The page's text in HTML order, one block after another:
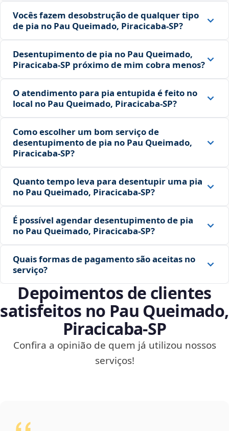
Vocês fazem desobstrução de qualquer tipo
de pia no Pau Queimado, Piracicaba‑SP?
Desentupimento de pia no Pau Queimado,
Piracicaba‑SP próximo de mim cobra menos?
O atendimento para pia entupida é feito no
local no Pau Queimado, Piracicaba‑SP?
Como escolher um bom serviço de
desentupimento de pia no Pau Queimado,
Piracicaba‑SP?
Quanto tempo leva para desentupir uma pia
no Pau Queimado, Piracicaba‑SP?
É possível agendar desentupimento de pia
no Pau Queimado, Piracicaba‑SP?
Quais formas de pagamento são aceitas no
serviço?
Depoimentos de clientes
satisfeitos no Pau Queimado,
Piracicaba‑SP
Confira a opinião de quem já utilizou nossos
serviços!